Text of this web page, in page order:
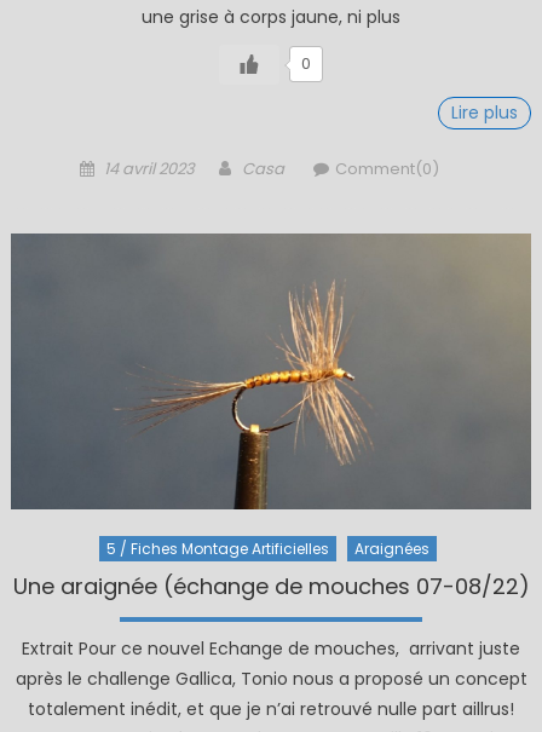
une grise à corps jaune, ni plus
0
Lire plus
Posted
14 avril 2023 Author
Casa Comment(0)
5 / Fiches Montage Artificielles Araignées
Une araignée (échange de mouches 07-08/22)
Extrait Pour ce nouvel Echange de mouches, arrivant juste
après le challenge Gallica, Tonio nous a proposé un concept
totalement inédit, et que je n’ai retrouvé nulle part aillrus!